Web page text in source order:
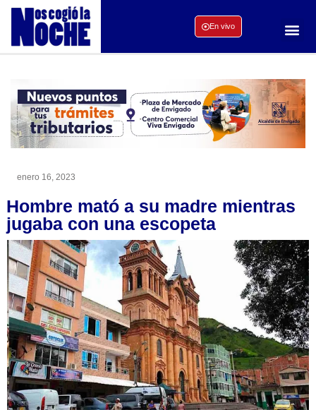
En vivo
enero 16, 2023
Hombre mató a su madre mientras
jugaba con una escopeta